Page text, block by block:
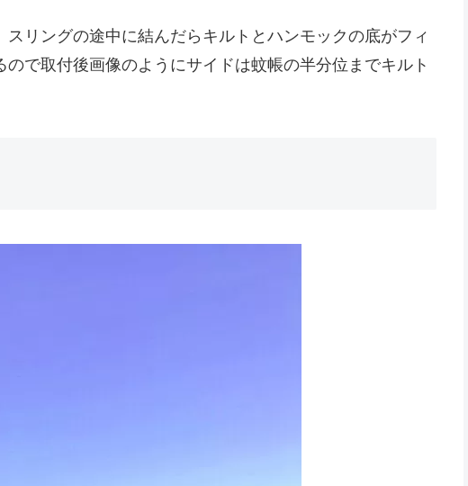
リングの途中に結んだらキルトとハンモックの底がフィ
で取付後画像のようにサイドは蚊帳の半分位までキルト